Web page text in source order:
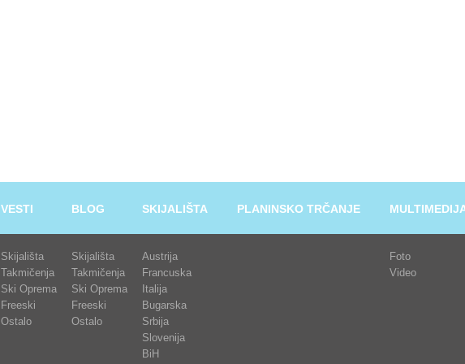
VESTI
Skijališta
Takmičenja
Ski Oprema
Freeski
Ostalo
BLOG
Skijališta
Takmičenja
Ski Oprema
Freeski
Ostalo
SKIJALIŠTA
Austrija
Francuska
Italija
Bugarska
Srbija
Slovenija
BiH
PLANINSKO TRČANJE
Foto
Video